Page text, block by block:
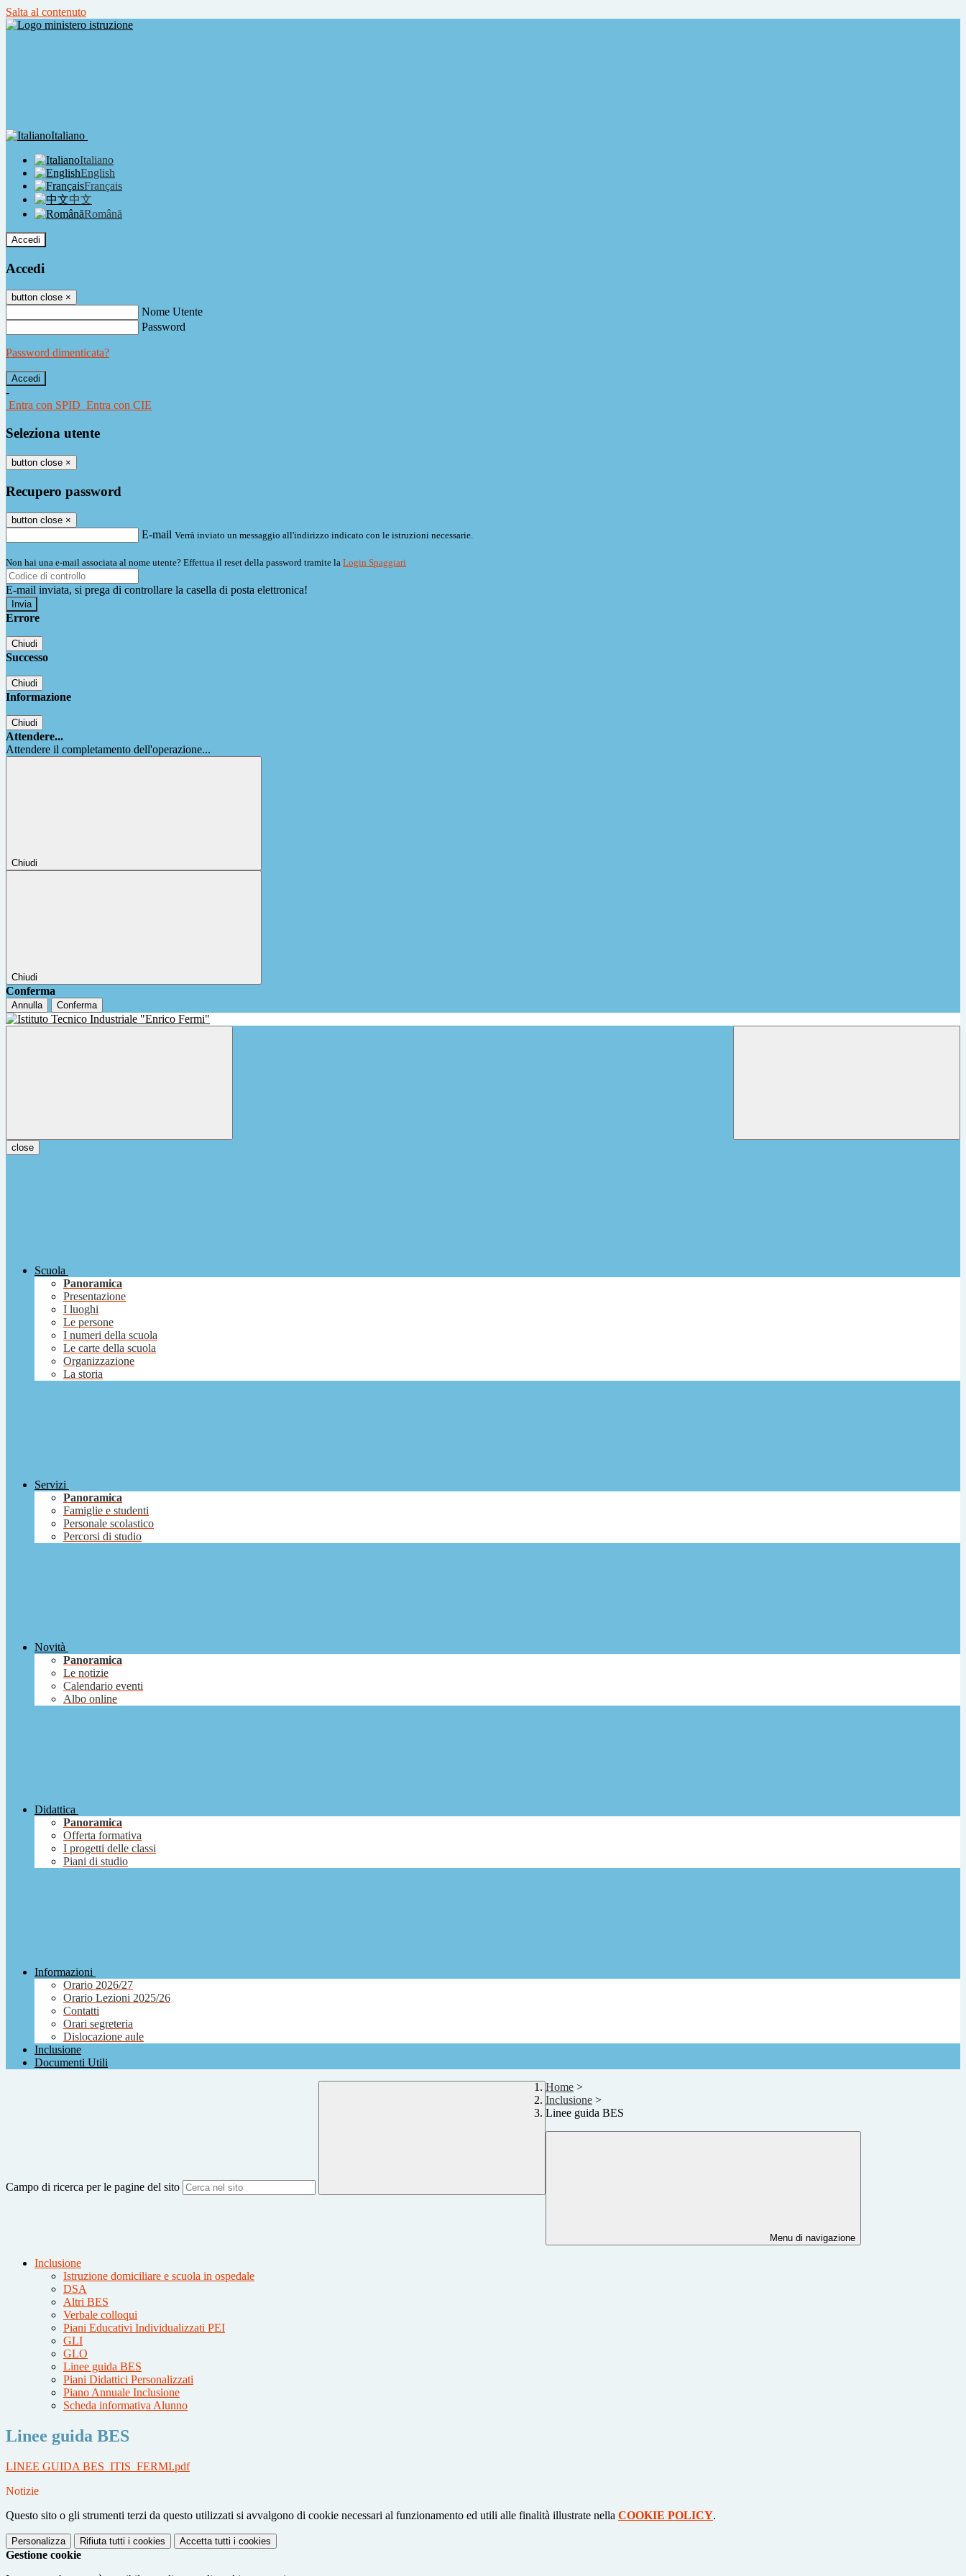
Salta al contenuto
Italiano
Italiano
English
Français
中文
Română
Accedi
Accedi
button close ×
Nome Utente
Password
Password dimenticata?
-
Entra con SPID Entra con CIE
Seleziona utente
button close ×
Recupero password
button close ×
E-mail Verrà inviato un messaggio all'indirizzo indicato con le istruzioni necessarie.
Non hai una e-mail associata al nome utente? Effettua il reset della password tramite la Login Spaggiari
E-mail inviata, si prega di controllare la casella di posta elettronica!
Errore
Chiudi
Successo
Chiudi
Informazione
Chiudi
Attendere...
Attendere il completamento dell'operazione...
Chiudi
Chiudi
Conferma
Annulla Conferma
close
Scuola
Panoramica
Presentazione
I luoghi
Le persone
I numeri della scuola
Le carte della scuola
Organizzazione
La storia
Servizi
Panoramica
Famiglie e studenti
Personale scolastico
Percorsi di studio
Novità
Panoramica
Le notizie
Calendario eventi
Albo online
Didattica
Panoramica
Offerta formativa
I progetti delle classi
Piani di studio
Informazioni
Orario 2026/27
Orario Lezioni 2025/26
Contatti
Orari segreteria
Dislocazione aule
Inclusione
Documenti Utili
Campo di ricerca per le pagine del sito
Home >
Inclusione >
Linee guida BES
Menu di navigazione
Inclusione
Istruzione domiciliare e scuola in ospedale
DSA
Altri BES
Verbale colloqui
Piani Educativi Individualizzati PEI
GLI
GLO
Linee guida BES
Piani Didattici Personalizzati
Piano Annuale Inclusione
Scheda informativa Alunno
Linee guida BES
LINEE GUIDA BES_ITIS_FERMI.pdf
Notizie
Questo sito o gli strumenti terzi da questo utilizzati si avvalgono di cookie necessari al funzionamento ed utili alle finalità illustrate nella COOKIE POLICY.
Personalizza Rifiuta tutti i cookies Accetta tutti i cookies
Gestione cookie